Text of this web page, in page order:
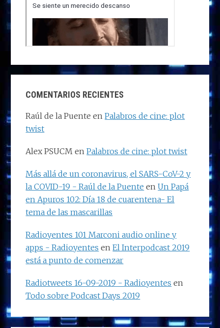
COMENTARIOS RECIENTES
Raúl de la Puente enPalabros de cine: plot
twist
Alex PSUCM enPalabros de cine: plot twist
Más allá de un coronavirus, el SARS-CoV-2 y
la COVID-19 - Raúl de la Puente enUn Papá
en Apuros 102: Día 18 de cuarentena- El
tema de las mascarillas
Radioyentes 101 Marconi audio online y
apps - Radioyentes enEl Interpodcast 2019
está a punto de comenzar
Radiotweets 16-09-2019 - Radioyentes en
Todo sobre Podcast Days 2019